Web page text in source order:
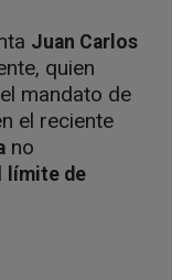
Juan Carlos
quien
mandato de
el reciente
no
límite de